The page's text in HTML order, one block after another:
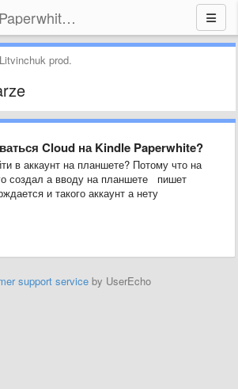
Kindle, Kindle Paperwhite, Kindle Voyage
Litvinchuk prod.
Cloud на Kindle Paperwhite?
в аккаунт на планшете? Потому что на
создал а вводу на планшете пишет
и такого аккаунт а нету
support service by UserEcho